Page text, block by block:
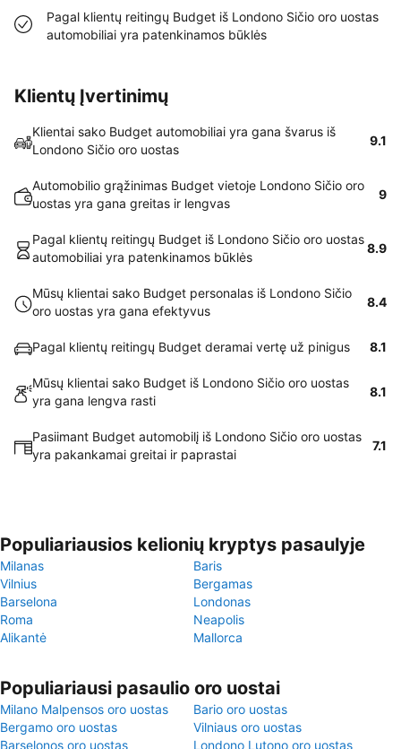
Pagal klientų reitingų Budget iš Londono Sičio oro uostas
automobiliai yra patenkinamos būklės
Klientų Įvertinimų
Klientai sako Budget automobiliai yra gana švarus iš
Londono Sičio oro uostas
9.1
Automobilio grąžinimas Budget vietoje Londono Sičio oro
uostas yra gana greitas ir lengvas
9
Pagal klientų reitingų Budget iš Londono Sičio oro uostas
automobiliai yra patenkinamos būklės
8.9
Mūsų klientai sako Budget personalas iš Londono Sičio
oro uostas yra gana efektyvus
8.4
Pagal klientų reitingų Budget deramai vertę už pinigus 8.1
Mūsų klientai sako Budget iš Londono Sičio oro uostas
yra gana lengva rasti
8.1
Pasiimant Budget automobilį iš Londono Sičio oro uostas
yra pakankamai greitai ir paprastai
7.1
Populiariausios kelionių kryptys pasaulyje
Milanas
Baris
Vilnius
Bergamas
Barselona
Londonas
Roma
Neapolis
Alikantė
Mallorca
Populiariausi pasaulio oro uostai
Milano Malpensos oro uostas
Bario oro uostas
Bergamo oro uostas
Vilniaus oro uostas
Barselonos oro uostas
Londono Lutono oro uostas